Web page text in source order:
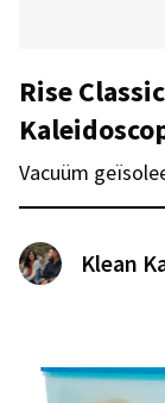
Rise
Vacuüm
Klean